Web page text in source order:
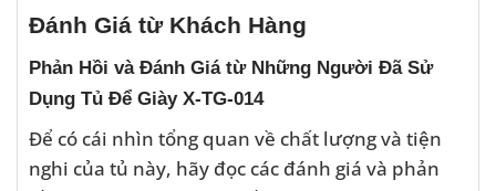
Đánh Giá từ Khách Hàng
Phản Hồi và Đánh Giá từ Những Người Đã Sử
Dụng Tủ Để Giày X-TG-014
Để có cái nhìn tổng quan về chất lượng và tiện
nghi của tủ này, hãy đọc các đánh giá và phản